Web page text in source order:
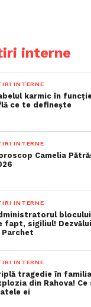
interne
INTERNE
karmic în
ce te definește
INTERNE
Camelia
INTERNE
fapt, sigiliul!
Parchet
INTERNE
tragedie în
din Rahova!
ei